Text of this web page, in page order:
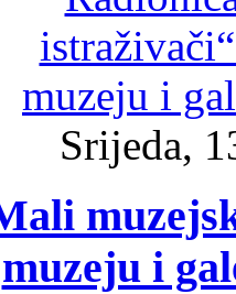
Srijeda,
muzeju i